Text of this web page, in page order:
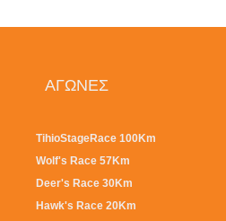
ΑΓΩΝΕΣ
TihioStageRace 100Km
Wolf's Race 57Km
Deer's Race 30Km
Hawk's Race 20Km